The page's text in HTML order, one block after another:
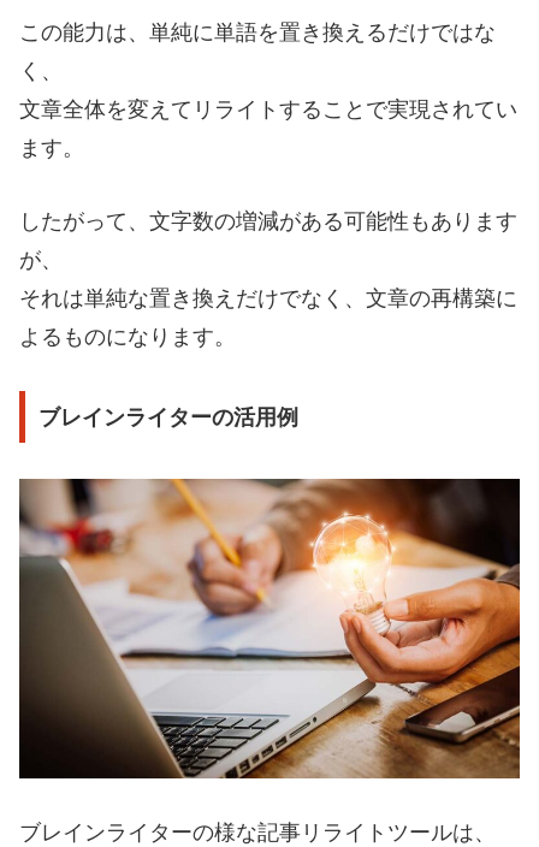
この能力は、単純に単語を置き換えるだけではな
く、
文章全体を変えてリライトすることで実現されてい
ます。
したがって、文字数の増減がある可能性もあります
が、
それは単純な置き換えだけでなく、文章の再構築に
よるものになります。
ブレインライターの活用例
ブレインライターの様な記事リライトツールは、